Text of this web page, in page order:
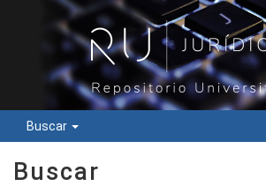
Buscar
Buscar